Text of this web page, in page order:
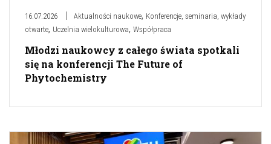
16.07.2026 Aktualności naukowe, Konferencje, seminaria, wykłady
otwarte, Uczelnia wielokulturowa, Współpraca
Młodzi naukowcy z całego świata spotkali
się na konferencji The Future of
Phytochemistry